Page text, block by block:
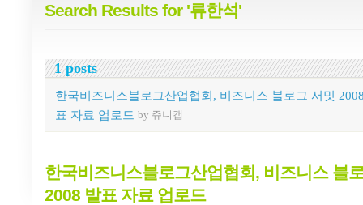
Search Results for '류한석'
1 posts
한국비즈니스블로그산업협회, 비즈니스 블로그 서밋
표 자료 업로드 by 쥬니캡
한국비즈니스블로그산업협회, 비즈니스 블
2008 발표 자료 업로드